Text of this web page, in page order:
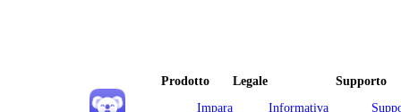
Prodotto
Impara
Legale
Informativa
Supporto